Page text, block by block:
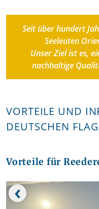
Seit über hundert
Seeleuten
Unser Ziel ist es,
nachhaltige
VORTEILE UND
DEUTSCHEN
Vorteile für
‹